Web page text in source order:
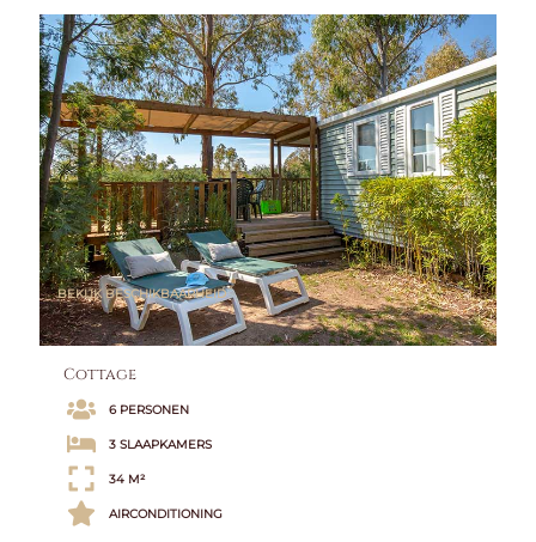
BEKIJK BESCHIKBAARHEID
Cottage
6 PERSONEN
3 SLAAPKAMERS
34 M²
AIRCONDITIONING